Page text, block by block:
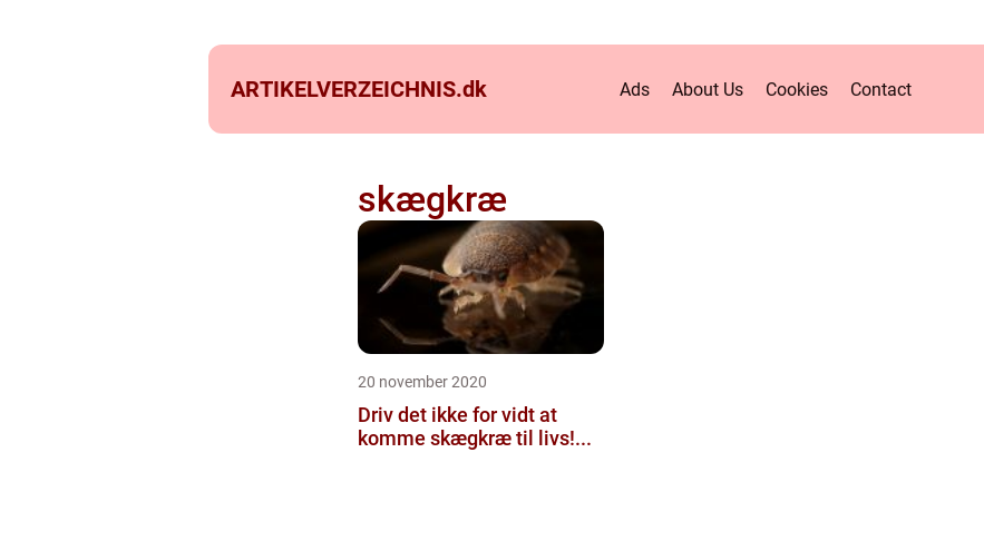
ARTIKELVERZEICHNIS.dk Ads About Us Cookies Contact
skægkræ
20 november 2020
Driv det ikke for vidt at
komme skægkræ til livs!...